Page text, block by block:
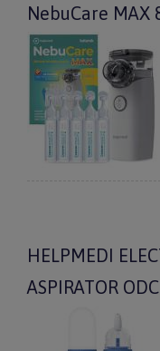
NebuCare MAX
HELPMEDI
ASPIRATOR